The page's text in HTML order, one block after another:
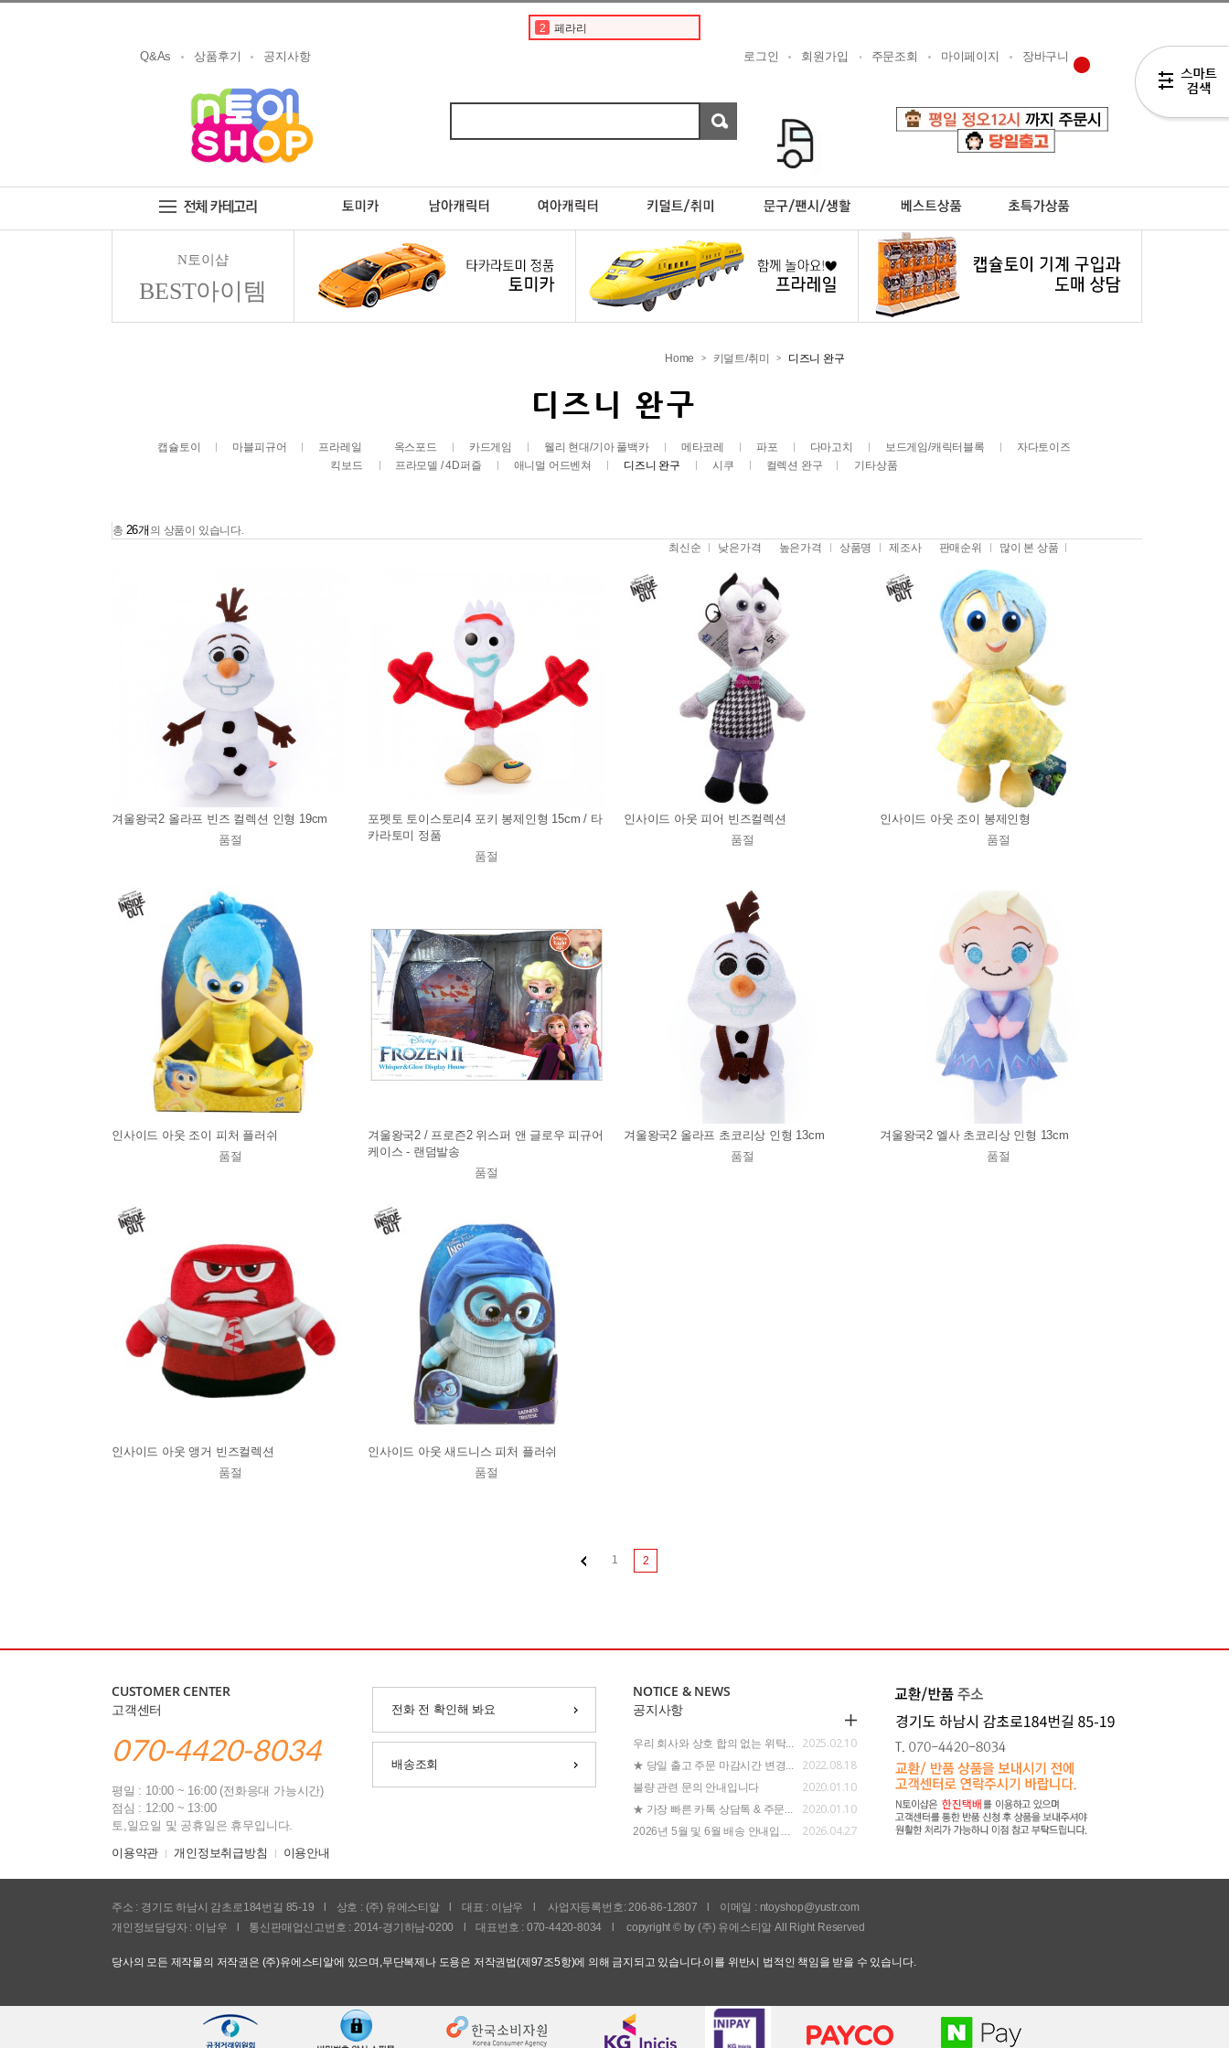
2 페라리
5 디즈니
8 토미카 프리미엄
9 포켓몬카드
1
Q&As 상품후기 공지사항 로그인 회원가입 주문조회 마이페이지 장바구니
N토이샵
BEST아이템
디즈니 완구
Home > 키덜트/취미 > 디즈니 완구
캡슐토이 마블피규어 프라레일 옥스포드 카드게임 웰리 현대/기아 풀백카 메타코레 파포 다마고치 보드게임/캐릭터블록
자다토이즈
킥보드
프라모델 / 4D퍼즐 애니멀 어드벤쳐 디즈니 완구 시쿠 컬렉션 완구 기타상품
총 26개 의 상품이 있습니다.
최신순
낮은가격 높은가격 상품명 제조사 판매순위 많이 본 상품
겨울왕국2 올라프 빈즈 컬렉션 인형 19cm
품절
포펫토 토이스토리4 포키 봉제인형 15cm / 타
카라토미 정품
품절
인사이드 아웃 피어 빈즈컬렉션
품절
인사이드 아웃 조이 봉제인형
품절
인사이드 아웃 조이 피처 플러쉬
품절
겨울왕국2 / 프로즌2 위스퍼 앤 글로우 피규어
케이스 - 랜덤발송
품절
겨울왕국2 올라프 초코리상 인형 13cm
품절
겨울왕국2 엘사 초코리상 인형 13cm
품절
인사이드 아웃 앵거 빈즈컬렉션
품절
인사이드 아웃 새드니스 피처 플러쉬
품절
1 2
CUSTOMER CENTER
고객센터
070-4420-8034
평일 : 10:00 ~ 16:00 (전화응대 가능시간)
점심 : 12:00 ~ 13:00
토,일요일 및 공휴일은 휴무입니다.
이용약관 개인정보취급방침 이용안내
전화 전 확인해 봐요
배송조회
NOTICE & NEWS
공지사항
우리 회사와 상호 합의 없는 위탁... 2025.02.10
★ 당일 출고 주문 마감시간 변경... 2022.08.18
불량 관련 문의 안내입니다 2020.01.10
★ 가장 빠른 카톡 상담톡 & 주문... 2020.01.10
2026년 5월 및 6월 배송 안내입니... 2026.04.27
주소 : 경기도 하남시 감초로184번길 85-19 상호 : (주) 유에스티알 대표 : 이남우 사업자등록번호: 206-86-12807 이메일 : ntoyshop@yustr.com
개인정보담당자 : 이남우
통신판매업신고번호 : 2014-경기하남-0200 대표번호 : 070-4420-8034 copyright © by (주) 유에스티알 All Right Reserved
당사의 모든 제작물의 저작권은 (주)유에스티알에 있으며,무단복제나 도용은 저작권법(제97조5항)에 의해 금지되고 있습니다.이를 위반시 법적인 책임을 받을 수 있습니다.